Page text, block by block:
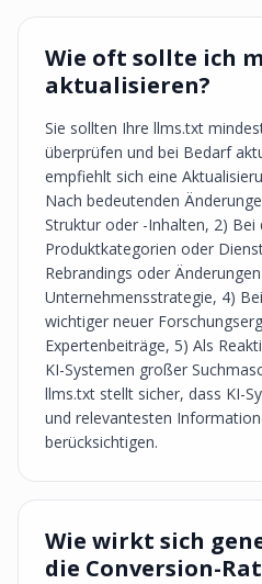
Wie oft sollte ich
aktualisieren?
Sie sollten Ihre llms.txt
überprüfen und bei Bedarf
empfiehlt sich eine
Nach bedeutenden
Struktur oder -Inhalten, 2) Bei
Produktkategorien oder
Rebrandings oder
Unternehmensstrategie, 4)
wichtiger neuer
Expertenbeiträge, 5) Als
KI-Systemen großer
llms.txt stellt sicher, dass KI-
und relevantesten
berücksichtigen.
Wie wirkt sich
die Conversion-